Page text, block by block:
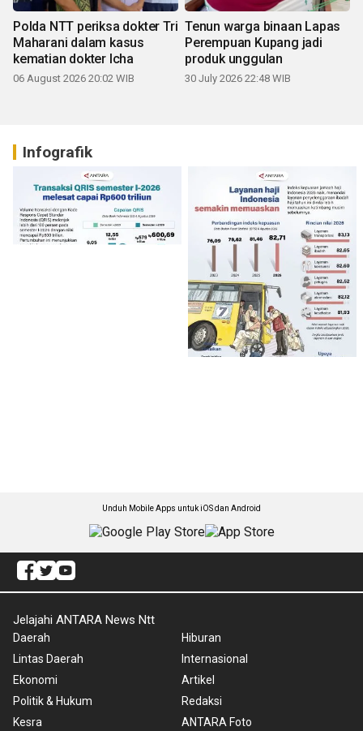
Polda NTT periksa dokter Tri
Maharani dalam kasus
kematian dokter Icha
06 August 2026 20:02 WIB
Tenun warga binaan Lapas
Perempuan Kupang jadi
produk unggulan
30 July 2026 22:48 WIB
Infografik
Unduh Mobile Apps untuk iOS dan Android
Jelajahi ANTARA News Ntt
Daerah
Lintas Daerah
Ekonomi
Politik & Hukum
Kesra
Hiburan
Internasional
Artikel
Redaksi
ANTARA Foto